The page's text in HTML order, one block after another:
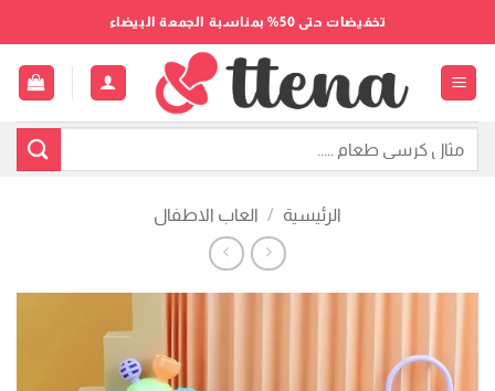
للمحتوى
تخفيضات حتى 50% بمناسبة الجمعة البيضاء
الرئيسية / العاب الاطفال